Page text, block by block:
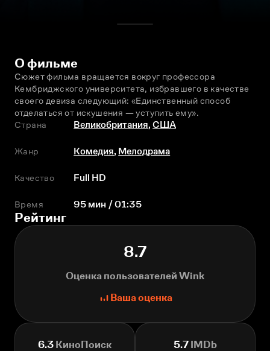
О фильме
Сюжет фильма вращается вокруг профессора
Кембриджского университета, избравшего в качестве
своего девиза следующий: «Единственный способ
отделаться от искушения — уступить ему».
Страна
Великобритания,США
Жанр Комедия, Мелодрама
Качество Full HD
Время 95 мин / 01:35
Рейтинг
8.7
Оценка пользователей Wink
Ваша оценка
6.3 КиноПоиск 5.7 IMDb